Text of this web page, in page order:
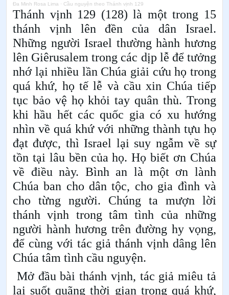
Đa Minh Rosa Lima · Cầu nguyện theo Thánh vịnh 129
Thánh vịnh 129 (128) là một trong 15
thánh vịnh lên đền của dân Israel.
Những người Israel thường hành hương
lên Giêrusalem trong các dịp lễ để tưởng
nhớ lại nhiều lần Chúa giải cứu họ trong
quá khứ, họ tế lễ và cầu xin Chúa tiếp
tục bảo vệ họ khỏi tay quân thù. Trong
khi hầu hết các quốc gia có xu hướng
nhìn về quá khứ với những thành tựu họ
đạt được, thì Israel lại suy ngẫm về sự
tồn tại lâu bền của họ. Họ biết ơn Chúa
về điều này. Bình an là một ơn lành
Chúa ban cho dân tộc, cho gia đình và
cho từng người. Chúng ta mượn lời
thánh vịnh trong tâm tình của những
người hành hương trên đường hy vọng,
để cùng với tác giả thánh vịnh dâng lên
Chúa tâm tình cầu nguyện.
Mở đầu bài thánh vịnh, tác giả miêu tả
lại suốt quãng thời gian trong quá khứ,